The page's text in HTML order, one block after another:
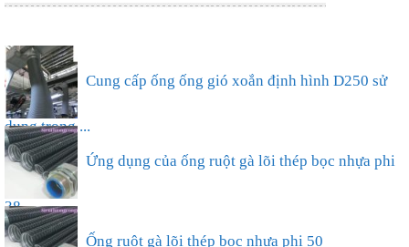
nhà xưở...
dụng trong ...
38...